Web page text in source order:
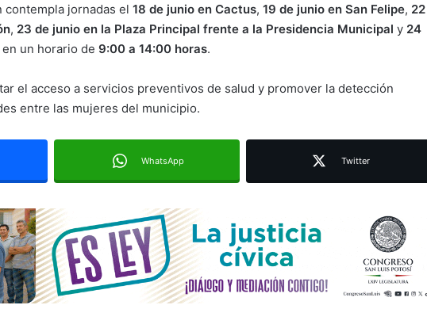
contempla jornadas el 18 de junio en Cactus, 19 de junio en San Felipe, 22
, 23 de junio en la Plaza Principal frente a la Presidencia Municipal y 24
en un horario de 9:00 a 14:00 horas.
el acceso a servicios preventivos de salud y promover la detección
entre las mujeres del municipio.
WhatsApp Twitter
Villa de Pozos reporta reducción del
Refuerzan mantenimiento urbano en la
Calzada de Guadalupe y avenida
Salvador Nava